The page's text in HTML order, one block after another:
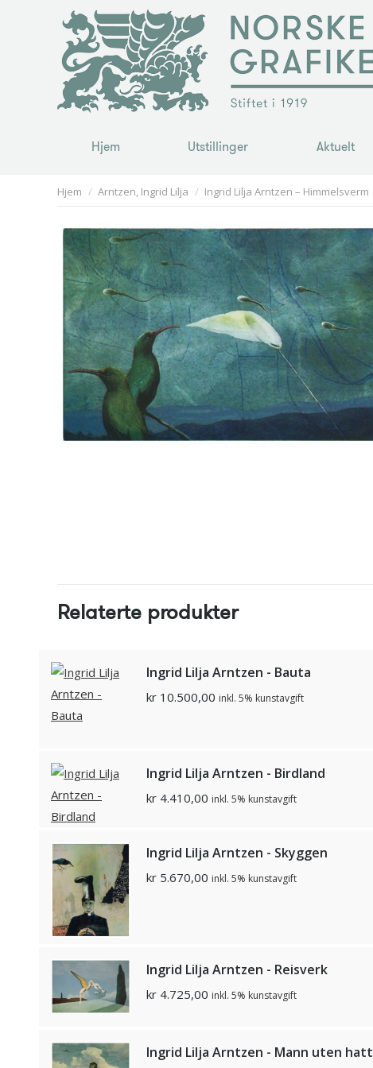
Hjem Utstillinger Aktuelt
You are here:
Hjem Arntzen, Ingrid Lilja Ingrid Lilja Arntzen – Himmelsverm
Relaterte produkter
Ingrid Lilja Arntzen - Bauta
kr 10.500,00 inkl. 5% kunstavgift
Ingrid Lilja Arntzen - Birdland
kr 4.410,00 inkl. 5% kunstavgift
Ingrid Lilja Arntzen - Skyggen
kr 5.670,00 inkl. 5% kunstavgift
Ingrid Lilja Arntzen - Reisverk
kr 4.725,00 inkl. 5% kunstavgift
Ingrid Lilja Arntzen - Mann uten hatt
Hjem Utstillinger Aktuelt